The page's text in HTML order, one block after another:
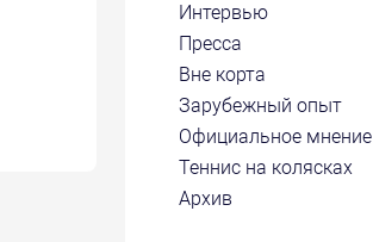
Интервью
Пресса
Вне корта
Зарубежный опыт
Официальное мнение
Теннис на колясках
Архив